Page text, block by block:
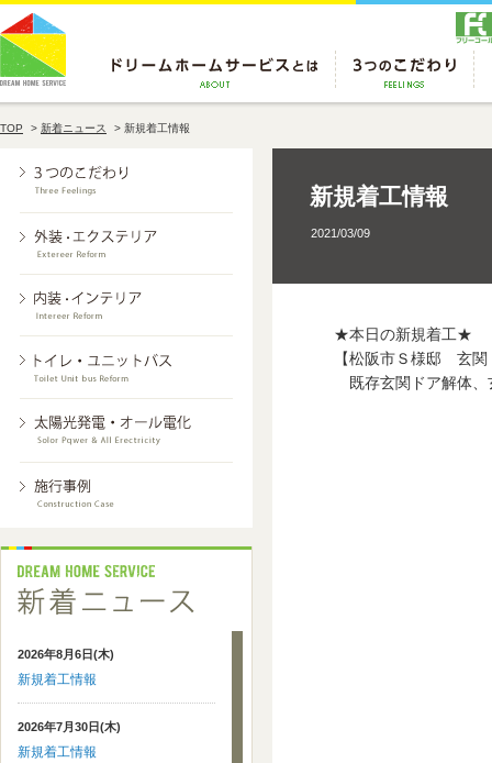
TOP > 新着ニュース > 新規着工情報
2026年8月6日(木)
新規着工情報
2026年7月30日(木)
新規着工情報
新規着工情報
2021/03/09
★本日の新規着工★
【松阪市Ｓ様邸 玄
既存玄関ドア解体、